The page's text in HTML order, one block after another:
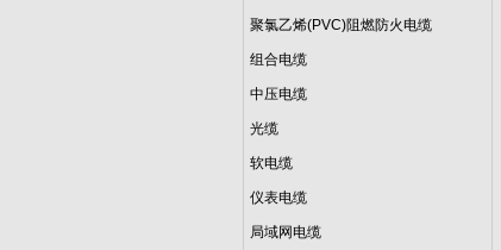
聚氯乙烯(PVC)阻燃防火电缆
组合电缆
中压电缆
光缆
软电缆
仪表电缆
局域网电缆